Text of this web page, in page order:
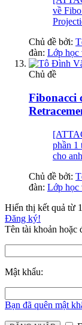
về
Chủ đề bởi:
đàn: Lớp học
Chủ đề
Fibonacci
phần 1
cho
Chủ đề bởi:
đàn: Lớp học
Hiển thị kết quả từ
Đăng ký!
Tên tài khoản hoặc
Mật khẩu:
Bạn đã quên mật